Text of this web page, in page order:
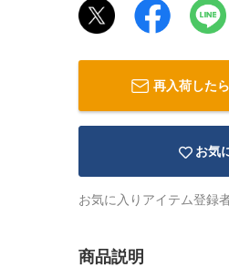
再入荷した
お気
お気に入りアイテム登録
商品説明